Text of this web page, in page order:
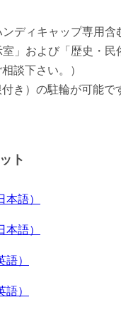
ディキャップ専用含
」および「歴史・
談下さい。）
き）の駐輪が可能で
ト
語）
語）
）
）